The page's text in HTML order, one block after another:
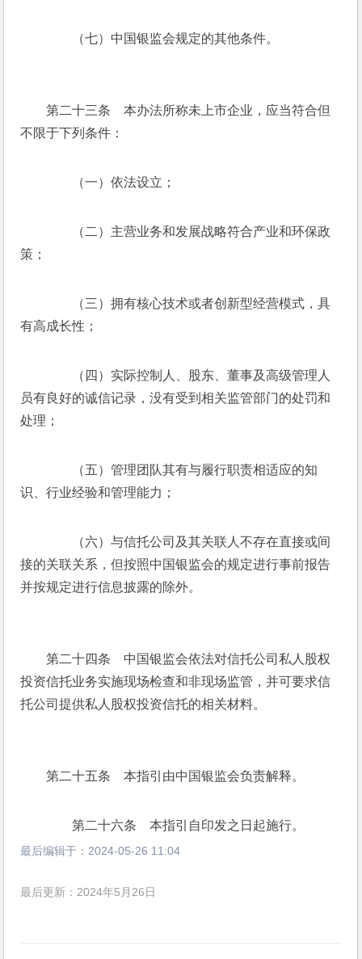
（七）中国银监会规定的其他条件。
第二十三条　本办法所称未上市企业，应当符合但
不限于下列条件：
（一）依法设立；
（二）主营业务和发展战略符合产业和环保政
策；
（三）拥有核心技术或者创新型经营模式，具
有高成长性；
（四）实际控制人、股东、董事及高级管理人
员有良好的诚信记录，没有受到相关监管部门的处罚和
处理；
（五）管理团队其有与履行职责相适应的知
识、行业经验和管理能力；
（六）与信托公司及其关联人不存在直接或间
接的关联关系，但按照中国银监会的规定进行事前报告
并按规定进行信息披露的除外。
第二十四条　中国银监会依法对信托公司私人股权
投资信托业务实施现场检查和非现场监管，并可要求信
托公司提供私人股权投资信托的相关材料。
第二十五条　本指引由中国银监会负责解释。
第二十六条　本指引自印发之日起施行。
最后编辑于： 2024-05-26 11:04
最后更新：2024年5月26日